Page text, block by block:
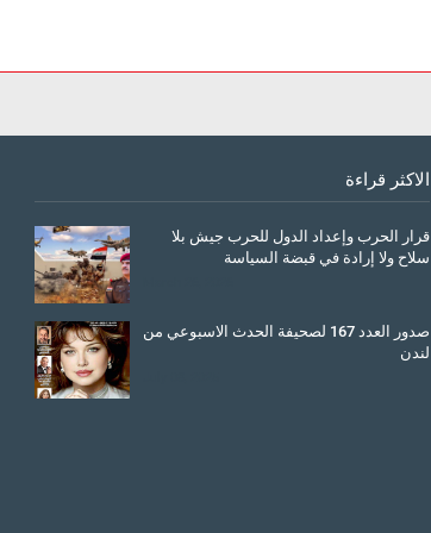
الاكثر قراءة
قرار الحرب وإعداد الدول للحرب جيش بلا
سلاح ولا إرادة في قبضة السياسة
صدور العدد 167 لصحيفة الحدث الاسبوعي من
لندن